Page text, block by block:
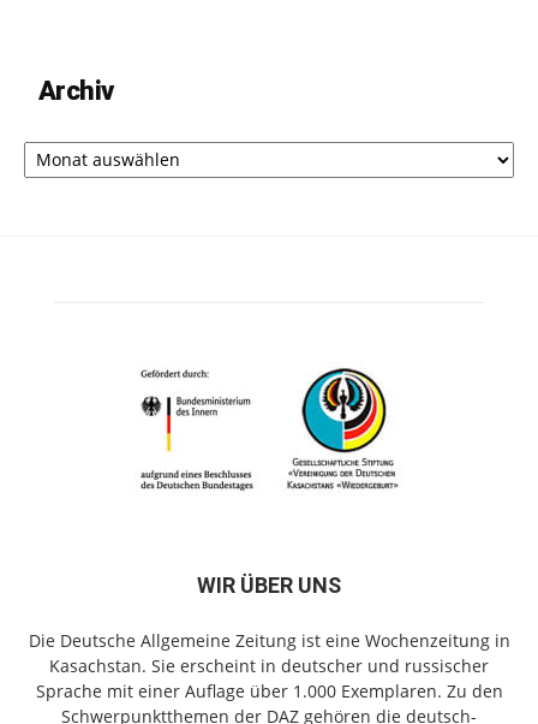
Archiv
Archiv
WIR ÜBER UNS
Die Deutsche Allgemeine Zeitung ist eine Wochenzeitung in
Kasachstan. Sie erscheint in deutscher und russischer
Sprache mit einer Auflage über 1.000 Exemplaren. Zu den
Schwerpunktthemen der DAZ gehören die deutsch-